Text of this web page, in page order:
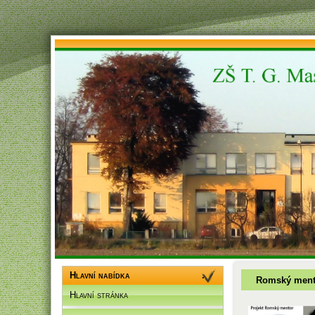
Hlavní nabídka
Hlavní stránka
Romský